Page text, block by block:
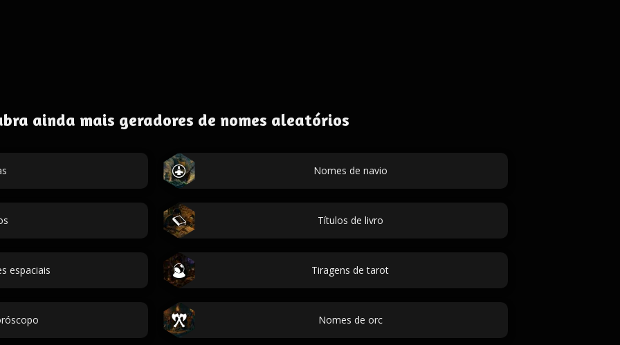
ainda mais geradores de nomes aleatórios
Nomes de navio
Títulos de livro
espaciais Tiragens de tarot
Nomes de orc